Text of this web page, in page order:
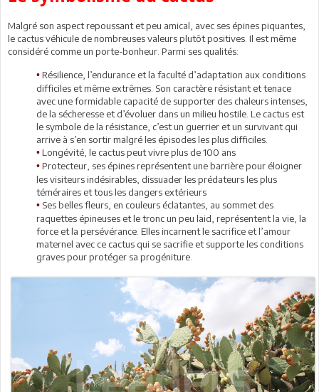
Malgré son aspect repoussant et peu amical, avec ses épines piquantes,
le cactus véhicule de nombreuses valeurs plutôt positives. Il est même
considéré comme un porte-bonheur. Parmi ses qualités:
• Résilience, l’endurance et la faculté d’adaptation aux conditions
difficiles et même extrêmes. Son caractère résistant et tenace
avec une formidable capacité de supporter des chaleurs intenses,
de la sécheresse et d’évoluer dans un milieu hostile. Le cactus est
le symbole de la résistance, c’est un guerrier et un survivant qui
arrive à s’en sortir malgré les épisodes les plus difficiles.
• Longévité, le cactus peut vivre plus de 100 ans
• Protecteur, ses épines représentent une barrière pour éloigner
les visiteurs indésirables, dissuader les prédateurs les plus
téméraires et tous les dangers extérieurs
• Ses belles fleurs, en couleurs éclatantes, au sommet des
raquettes épineuses et le tronc un peu laid, représentent la vie, la
force et la persévérance. Elles incarnent le sacrifice et l’amour
maternel avec ce cactus qui se sacrifie et supporte les conditions
graves pour protéger sa progéniture.